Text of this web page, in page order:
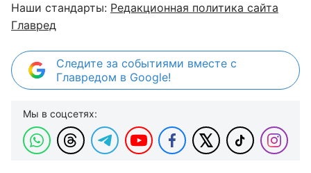
Наши стандарты: Редакционная политика сайта
Главред
Следите за событиями вместе с
Главредом в Google!
Мы в соцсетях: